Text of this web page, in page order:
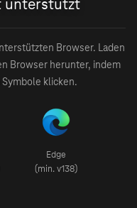
unterstützt
Browser. Laden
Browser herunter, indem
klicken.
Edge
(min. v138)